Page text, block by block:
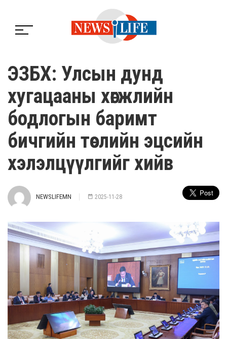
ЭЗБХ: Улсын дунд
хугацааны хөгжлийн
бодлогын баримт
бичгийн төслийн эцсийн
хэлэлцүүлгийг хийв
NEWSLIFEMN 2025-11-28